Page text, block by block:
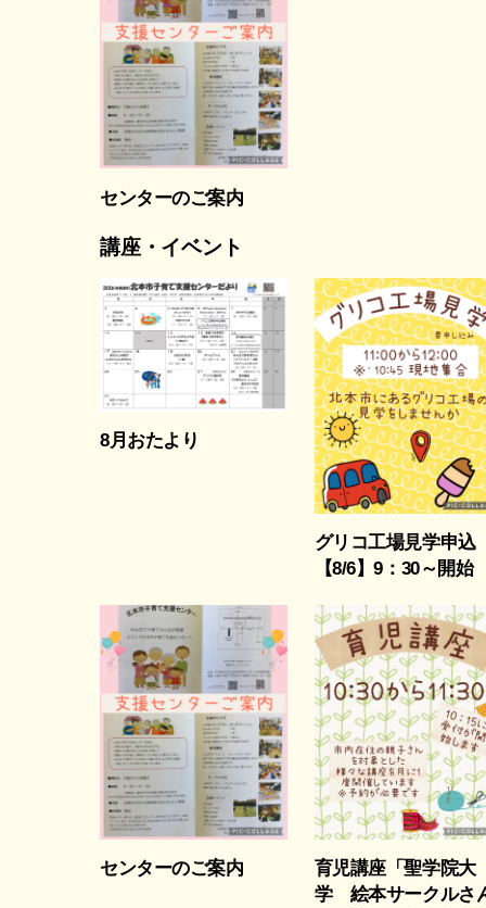
センターのご案内
講座・イベント
8月おたより
グリコ工場見学申込
【8/6】9：30～開始
センターのご案内
育児講座「聖学院大
学 絵本サークルさ